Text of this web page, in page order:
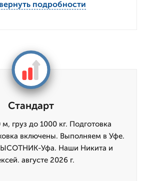
подробности
Стандарт
груз до 1000 кг. Подготовка
включены. Выполняем в Уфе.
Уфа. Наши Никита и
августе 2026 г.